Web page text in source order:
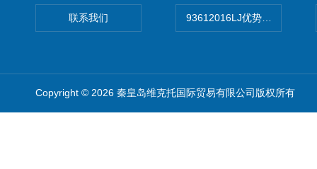
联系我们 93612016LJ优势供应美国
Copyright © 2026 秦皇岛维克托国际贸易有限公司版权所有